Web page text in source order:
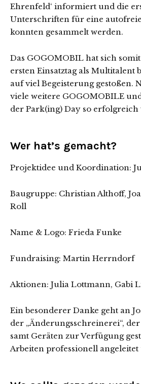
Ehrenfeld‘ informiert und die
Unterschriften für eine
konnten gesammelt werden.
Das GOGOMOBIL hat sich
ersten Einsatztag als Multitalent
auf viel Begeisterung gestoßen.
viele weitere GOGOMOBILE
der Park(ing) Day so erfolgreich
Wer hat’s gemacht?
Projektidee und Koordination:
Baugruppe: Christian Althoff,
Roll
Name & Logo: Frieda Funke
Fundraising: Martin Herrndorf
Aktionen: Julia Lottmann, Gabi
Ein besonderer Danke geht an
der „Änderungsschreinerei“,
samt Geräten zur Verfügung
Arbeiten professionell